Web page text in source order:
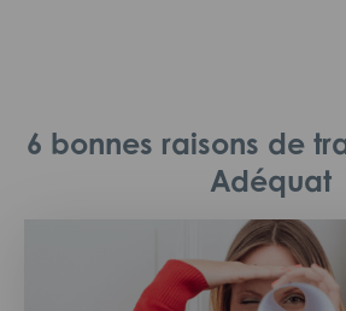
6 bonnes raisons de
Adéquat